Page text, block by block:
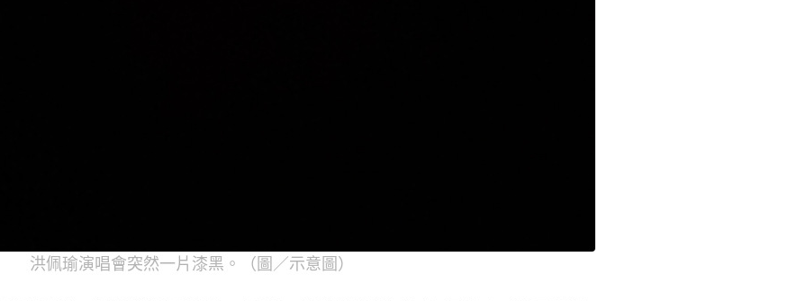
洪佩瑜演唱會突然一片漆黑。（圖／示意圖）